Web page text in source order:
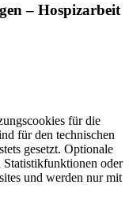
– Hospizarbeit
für die
für den technischen
gesetzt. Optionale
oder
und werden nur mit